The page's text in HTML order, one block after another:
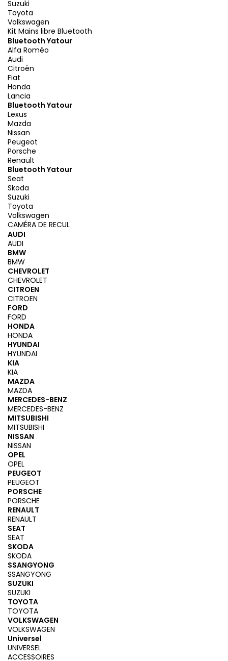
Suzuki
Toyota
Volkswagen
Kit Mains libre Bluetooth
Bluetooth Yatour
Alfa Roméo
Audi
Citroën
Fiat
Honda
Lancia
Bluetooth Yatour
Lexus
Mazda
Nissan
Peugeot
Porsche
Renault
Bluetooth Yatour
Seat
Skoda
Suzuki
Toyota
Volkswagen
CAMÉRA DE RECUL
AUDI
AUDI
BMW
BMW
CHEVROLET
CHEVROLET
CITROEN
CITROEN
FORD
FORD
HONDA
HONDA
HYUNDAI
HYUNDAI
KIA
KIA
MAZDA
MAZDA
MERCEDES-BENZ
MERCEDES-BENZ
MITSUBISHI
MITSUBISHI
NISSAN
NISSAN
OPEL
OPEL
PEUGEOT
PEUGEOT
PORSCHE
PORSCHE
RENAULT
RENAULT
SEAT
SEAT
SKODA
SKODA
SSANGYONG
SSANGYONG
SUZUKI
SUZUKI
TOYOTA
TOYOTA
VOLKSWAGEN
VOLKSWAGEN
Universel
UNIVERSEL
ACCESSOIRES